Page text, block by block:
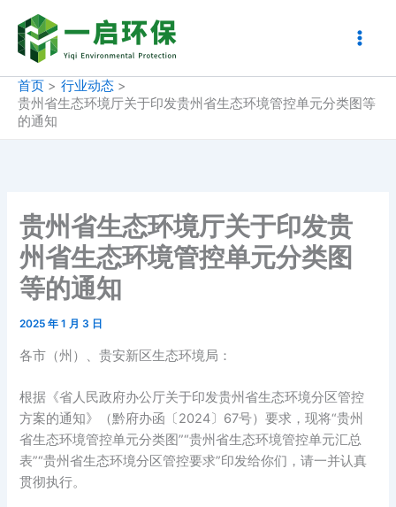
容
首页
行业动态
贵州省生态环境厅关于印发贵州省生态环境管控单元分类图等
的通知
贵州省生态环境厅关于印发贵
州省生态环境管控单元分类图
等的通知
2025 年 1 月 3 日
各市（州）、贵安新区生态环境局：
根据《省人民政府办公厅关于印发贵州省生态环境分区管控
方案的通知》（黔府办函〔2024〕67号）要求，现将“贵州
省生态环境管控单元分类图”“贵州省生态环境管控单元汇总
表”“贵州省生态环境分区管控要求”印发给你们，请一并认真
贯彻执行。